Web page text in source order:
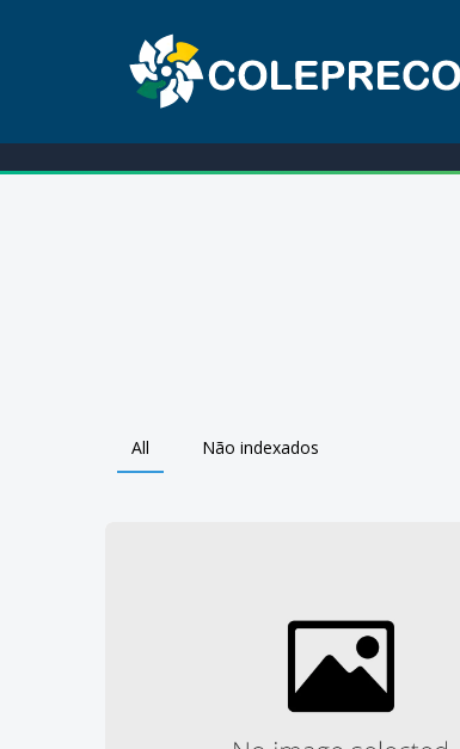
All Não indexados